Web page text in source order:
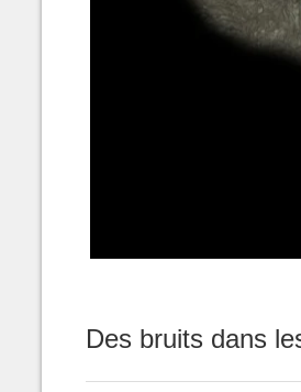
Des bruits dans